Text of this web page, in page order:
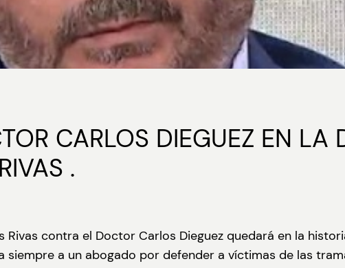
CARLOS DIEGUEZ EN LA
.
Rivas contra el Doctor Carlos Dieguez quedará en la
a un abogado por defender a víctimas de las